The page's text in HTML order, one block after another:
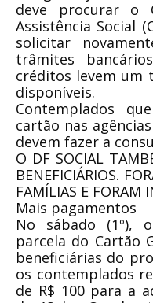
deve procurar o
Assistência Social
solicitar
trâmites
créditos levem um
disponíveis.
Contemplados
cartão nas
devem fazer a
O DF SOCIAL
BENEFICIÁRIOS.
FAMÍLIAS E FORAM
Mais pagamentos
No sábado (1º),
parcela do Cartão
beneficiárias do
os contemplados
de R$ 100 para a